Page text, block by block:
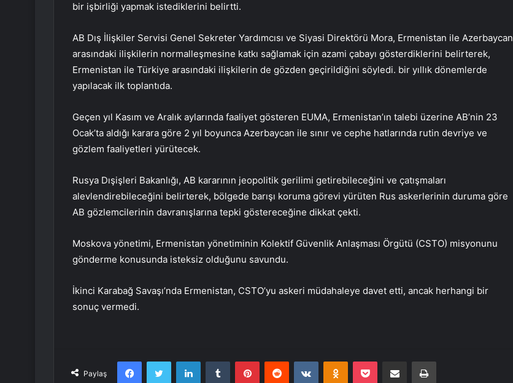
bir işbirliği yapmak istediklerini belirtti.
AB Dış İlişkiler Servisi Genel Sekreter Yardımcısı ve Siyasi Direktörü Mora, Ermenistan ile Azerbaycan
arasındaki ilişkilerin normalleşmesine katkı sağlamak için azami çabayı gösterdiklerini belirterek,
Ermenistan ile Türkiye arasındaki ilişkilerin de gözden geçirildiğini söyledi. bir yıllık dönemlerde
yapılacak ilk toplantıda.
Geçen yıl Kasım ve Aralık aylarında faaliyet gösteren EUMA, Ermenistan’ın talebi üzerine AB’nin 23
Ocak’ta aldığı karara göre 2 yıl boyunca Azerbaycan ile sınır ve cephe hatlarında rutin devriye ve
gözlem faaliyetleri yürütecek.
Rusya Dışişleri Bakanlığı, AB kararının jeopolitik gerilimi getirebileceğini ve çatışmaları
alevlendirebileceğini belirterek, bölgede barışı koruma görevi yürüten Rus askerlerinin duruma göre
AB gözlemcilerinin davranışlarına tepki göstereceğine dikkat çekti.
Moskova yönetimi, Ermenistan yönetiminin Kolektif Güvenlik Anlaşması Örgütü (CSTO) misyonunu
gönderme konusunda isteksiz olduğunu savundu.
İkinci Karabağ Savaşı’nda Ermenistan, CSTO’yu askeri müdahaleye davet etti, ancak herhangi bir
sonuç vermedi.
Paylaş
FacebookTwitter LinkedInTumblr PinterestReddit VKontakteOdnoklassniki
Pocket E-Posta ile paylaş Yazdır